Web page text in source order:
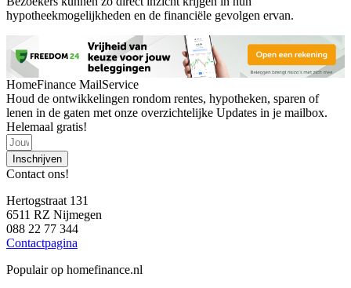
hypotheekmogelijkheden en de financiële gevolgen ervan.
HomeFinance MailService
Houd de ontwikkelingen rondom rentes, hypotheken, sparen of
lenen in de gaten met onze overzichtelijke Updates in je mailbox.
Helemaal gratis!
Inschrijven
Contact ons!
Hertogstraat 131
6511 RZ Nijmegen
088 22 77 344
Contactpagina
Populair op homefinance.nl